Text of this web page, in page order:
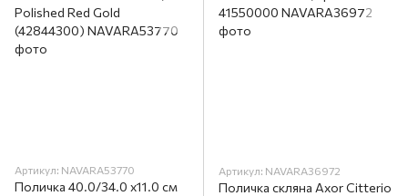
Артикул: NAVARA53770
Поличка 40.0/34.0 х11.0 см
Артикул: NAVARA36972
Поличка скляна Axor Citterio